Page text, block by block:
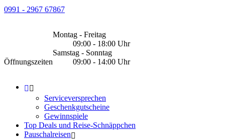
0991 - 2967 67867
Öffnungszeiten
Montag - Freitag
09:00 - 18:00 Uhr
Samstag - Sonntag
09:00 - 14:00 Uhr
Serviceversprechen
Geschenkgutscheine
Gewinnspiele
Top Deals und Reise-Schnäppchen
Pauschalreisen